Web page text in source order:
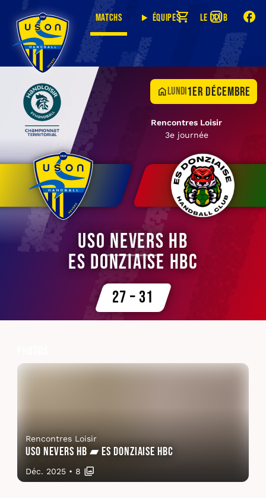
Matchs Équipes Le club
lundi 1er décembre
Rencontres Loisir
3e journée
USO Nevers HB
ES Donziaise HBC
27 – 31
Rencontres Loisir
USO Nevers HB ▰ ES Donziaise HBC
Déc. 2025 • 8